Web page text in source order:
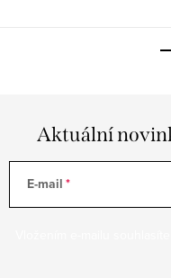
Aktuální
E-mail